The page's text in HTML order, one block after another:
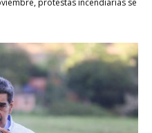
protestas incendiarias se